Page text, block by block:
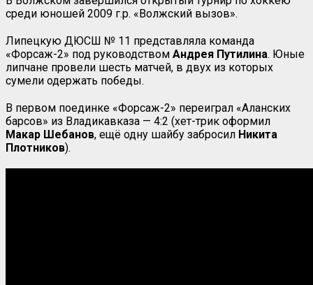
среди юношей 2009 г.р. «Волжский вызов».
Липецкую ДЮСШ № 11 представляла команда
«Форсаж-2» под руководством Андрея Путилина. Юные
липчане провели шесть матчей, в двух из которых
сумели одержать победы.
В первом поединке «Форсаж-2» переиграл «Аланских
барсов» из Владикавказа — 4:2 (хет-трик оформил
Макар Шебанов, ещё одну шайбу забросил Никита
Плотников).